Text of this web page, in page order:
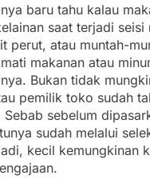
baru tahu kalau
saat terjadi seisi
perut, atau muntah-
makanan atau
Bukan tidak
pemilik toko sudah
Sebab sebelum
sudah melalui
kecil kemungkinan